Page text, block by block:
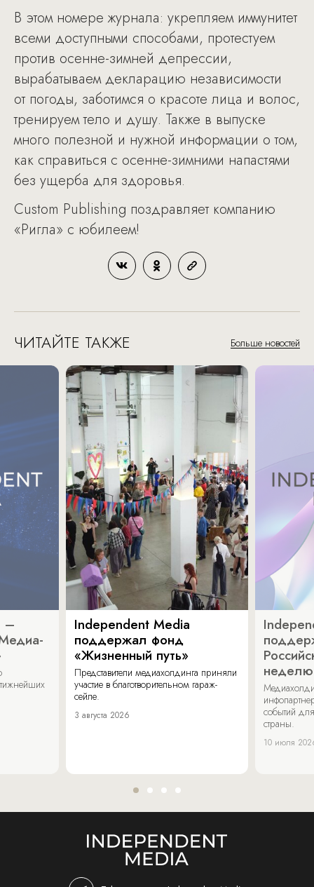
В этом номере журнала: укрепляем иммунитет
всеми доступными способами, протестуем
против осенне-зимней депрессии,
вырабатываем декларацию независимости
от погоды, заботимся о красоте лица и волос,
тренируем тело и душу. Также в выпуске
много полезной и нужной информации о том,
как справиться с осенне-зимними напастями
без ущерба для здоровья.
Custom Publishing поздравляет компанию
«Ригла» с юбилеем!
ЧИТАЙТЕ ТАКЖЕ Больше новостей
–
Independent Media
поддержал фонд
«Жизненный путь»
Представители медиахолдинга приняли
участие в благотворительном гараж-
сейле.
3 августа 2026
неделю
событий
страны.
10 июля